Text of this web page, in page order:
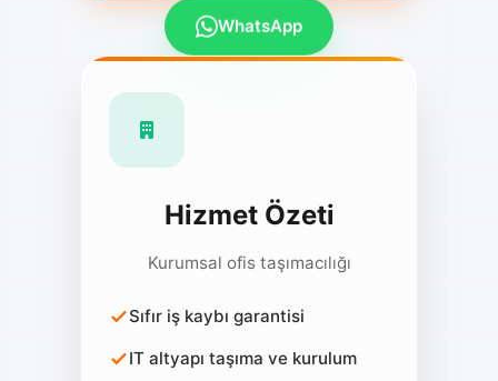
Hizmet Özeti
Kurumsal ofis taşımacılığı
Sıfır iş kaybı garantisi
IT altyapı taşıma ve kurulum